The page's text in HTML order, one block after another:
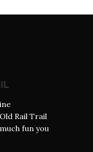
Rail Trail
fun you